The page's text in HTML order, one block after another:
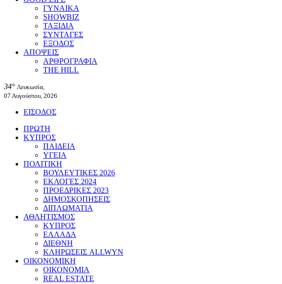
ΓΥΝΑΙΚΑ
SHOWBIZ
ΤΑΞΙΔΙΑ
ΣΥΝΤΑΓΕΣ
ΕΞΟΔΟΣ
ΑΠΟΨΕΙΣ
ΑΡΘΡΟΓΡΑΦΙΑ
THE HILL
34° Λευκωσία,
07 Αυγούστου, 2026
ΕΙΣΟΔΟΣ
ΠΡΩΤΗ
ΚΥΠΡΟΣ
ΠΑΙΔΕΙΑ
ΥΓΕΙΑ
ΠΟΛΙΤΙΚΗ
ΒΟΥΛΕΥΤΙΚΕΣ 2026
ΕΚΛΟΓΕΣ 2024
ΠΡΟΕΔΡΙΚΕΣ 2023
ΔΗΜΟΣΚΟΠΗΣΕΙΣ
ΔΙΠΛΩΜΑΤΙΑ
ΑΘΛΗΤΙΣΜΟΣ
ΚΥΠΡΟΣ
ΕΛΛΑΔΑ
ΔΙΕΘΝΗ
ΚΛΗΡΩΣΕΙΣ ALLWYN
ΟΙΚΟΝΟΜΙΚΗ
ΟΙΚΟΝΟΜΙΑ
REAL ESTATE